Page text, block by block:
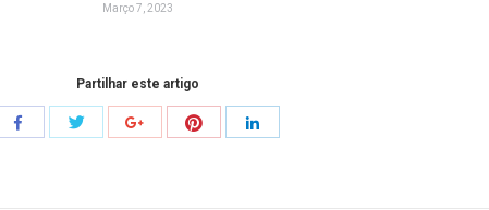
Março 7, 2023
Partilhar este artigo
Share
Share